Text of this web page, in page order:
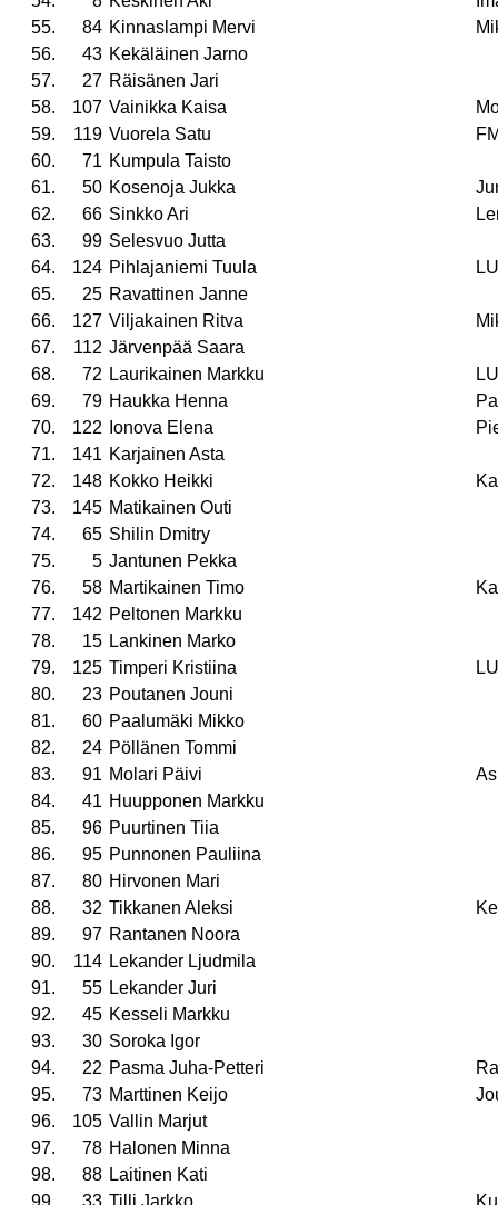
55.
84 Kinnaslampi Mervi
56.
43 Kekäläinen Jarno
57.
27 Räisänen Jari
58.
107 Vainikka Kaisa
59.
119 Vuorela Satu
60.
71 Kumpula Taisto
61.
50 Kosenoja Jukka
62.
66 Sinkko Ari
63.
99 Selesvuo Jutta
64.
124 Pihlajaniemi Tuula
65.
25 Ravattinen Janne
66.
127 Viljakainen Ritva
67.
112 Järvenpää Saara
68.
72 Laurikainen Markku
69.
79 Haukka Henna
70.
122 Ionova Elena
71.
141 Karjainen Asta
72.
148 Kokko Heikki
73.
145 Matikainen Outi
74.
65 Shilin Dmitry
75.
5 Jantunen Pekka
76.
58 Martikainen Timo
77.
142 Peltonen Markku
78.
15 Lankinen Marko
79.
125 Timperi Kristiina
80.
23 Poutanen Jouni
81.
60 Paalumäki Mikko
82.
24 Pöllänen Tommi
83.
91 Molari Päivi
84.
41 Huupponen Markku
85.
96 Puurtinen Tiia
86.
95 Punnonen Pauliina
87.
80 Hirvonen Mari
88.
32 Tikkanen Aleksi
89.
97 Rantanen Noora
90.
114 Lekander Ljudmila
91.
55 Lekander Juri
92.
45 Kesseli Markku
93.
30 Soroka Igor
94.
22 Pasma Juha-Petteri
95.
73 Marttinen Keijo
96.
105 Vallin Marjut
97.
78 Halonen Minna
98.
88 Laitinen Kati